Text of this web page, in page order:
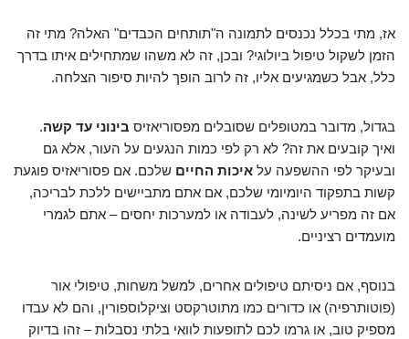
אז, מתי בכלל נכנסים לתמונה ה"תותחים הכבדים" האלה? מתי זה
הזמן לשקול טיפול ביולוגי? ובכן, זה לא משהו שמתחילים איתו בדרך
כלל, אבל כשמגיעים אליו, זה לרוב הופך להיות סיפור הצלחה.
בגדול, מדובר במטופלים שסובלים מפסוריאזיס בינוני עד קשה.
ואיך קובעים את זה? לא רק לפי כמות הנגעים על העור, אלא גם
ובעיקר לפי ההשפעה על איכות החיים שלכם. אם פסוריאזיס פוגעת
קשות בתפקוד היומיומי שלכם, אם אתם מתביישים ללכת לבריכה,
אם זה מפריע לשינה, לעבודה או למערכות יחסים – אתם לגמרי
מועמדים רציניים.
בנוסף, אם ניסיתם טיפולים אחרים, למשל משחות, טיפולי אור
(פוטותרפיה) או כדורים כמו מתוטרקסט וציקלוספורין, והם לא עבדו
מספיק טוב, או גרמו לכם לתופעות לוואי בלתי נסבלות – זהו בדיוק